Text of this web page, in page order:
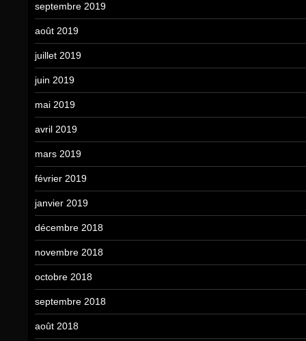
septembre 2019
août 2019
juillet 2019
juin 2019
mai 2019
avril 2019
mars 2019
février 2019
janvier 2019
décembre 2018
novembre 2018
octobre 2018
septembre 2018
août 2018